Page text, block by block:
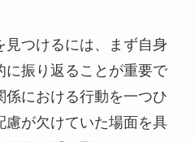
見つけるには、まず自身
に振り返ることが重要で
における行動を一つひ
慮が欠けていた場面を具